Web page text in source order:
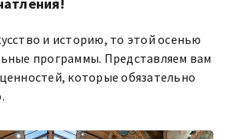
и историю, то этой осенью
программы. Представляем вам
которые обязательно